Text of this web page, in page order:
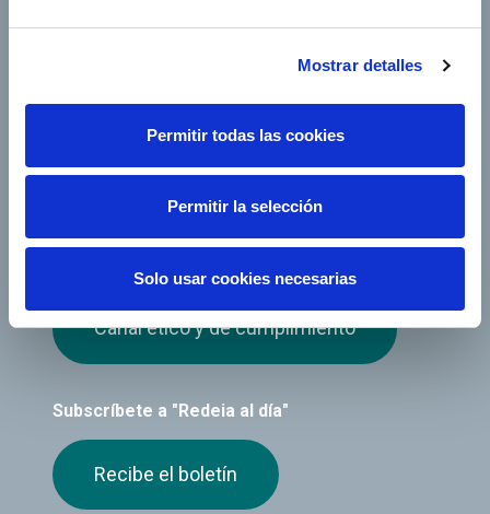
Mostrar detalles
Permitir todas las cookies
Permitir la selección
Solo usar cookies necesarias
Subscríbete a "Redeia al día"
Recibe el boletín
Canal ético y de cumplimiento